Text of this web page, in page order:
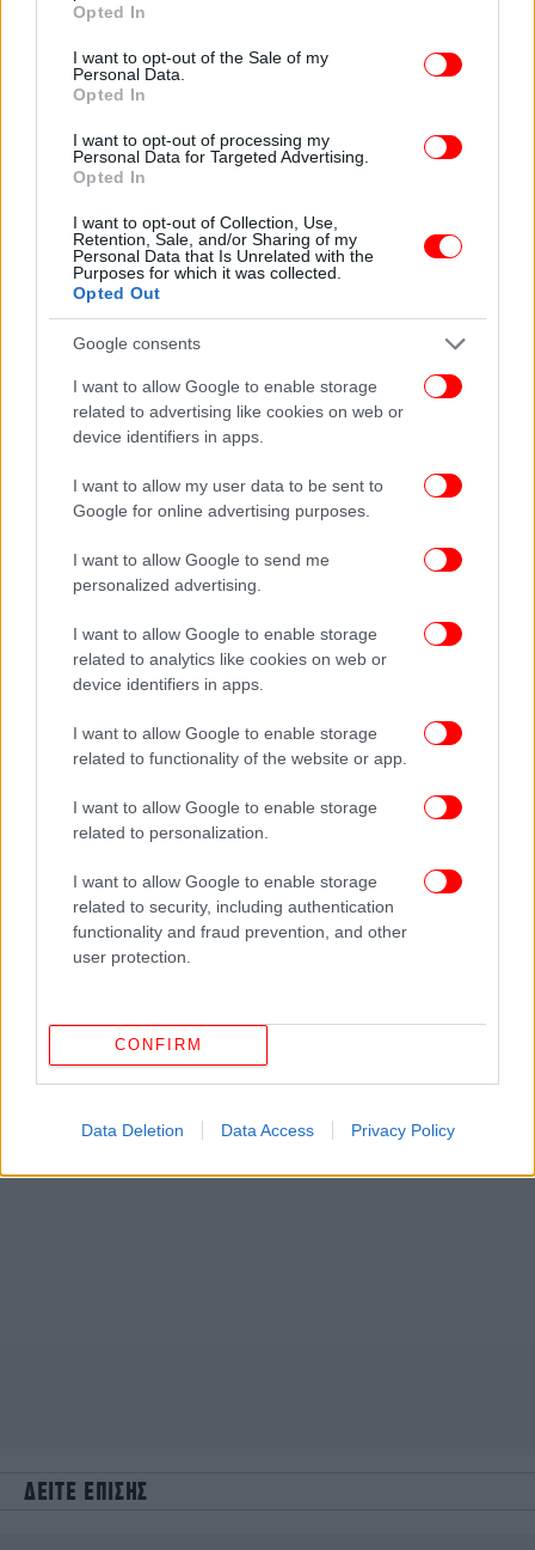
use your data for below specified purposes in below Google
consent section.
Opted In
I want to opt-out of the Sale of my
Personal Data.
Opted In
I want to opt-out of processing my
Personal Data for Targeted Advertising.
Opted In
I want to opt-out of Collection, Use,
Retention, Sale, and/or Sharing of my
Personal Data that Is Unrelated with the
Purposes for which it was collected.
Opted Out
Google consents
I want to allow Google to enable storage
related to advertising like cookies on web or
device identifiers in apps.
I want to allow my user data to be sent to
Google for online advertising purposes.
I want to allow Google to send me
personalized advertising.
I want to allow Google to enable storage
related to analytics like cookies on web or
device identifiers in apps.
I want to allow Google to enable storage
related to functionality of the website or app.
I want to allow Google to enable storage
related to personalization.
I want to allow Google to enable storage
related to security, including authentication
functionality and fraud prevention, and other
user protection.
CONFIRM
Data Deletion Data Access Privacy Policy
λίγοι είμασταν τότε που το ΠΑΣΟΚ ήταν στο 4%.
Κεντροαριστεράς. Και αυτό κάτι λέει...
ΟΛΕΣ ΟΙ ΕΙΔΗΣΕΙΣ
Τέλος σε σενάρια πρόωρων εκλογών από τον Κ.
παράθυρο νέων μέτρων
Πόλεμος στο Ιράν: Το CNN παραθέτει τρία σενάρια για
την επόμενη μέρα – Το πιθανότερο, το εφιαλτικό και το
αισιόδοξο
Εφοδος της αστυνομίας στο κελί διαβόητου κακοποιού
στις φυλακές Μαλανδρίνου -Γκρέμισαν την πόρτα γιατί
την είχε… ασφαλίσει
Ακολουθήστε το στο Google Newsκαι μάθετε
πρώτοι όλες τις ειδήσεις
Δείτε όλες τις τελευταίεςΕιδήσειςαπό την Ελλάδα και τον Κόσμο,
ΔΙΑΒΑΣΤΕ ΠΕΡΙΣΣΟΤΕΡΑ ΔΙΑΓΡΑΦΈΣ
ΘΕΌΔΩΡΟΣ ΜΑΡΓΑΡΊΤΗΣ
ΟΔΥΣΣΈΑΣ ΚΩΝΣΤΑΝΤΙΝΌΠΟΥΛΟΣ
ΔΕΙΤΕ ΕΠΙΣΗΣ